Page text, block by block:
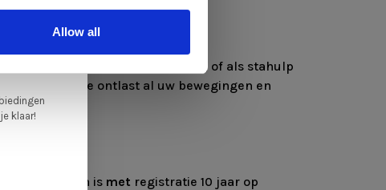
Allow all
een bureau of tafel gebruiken, of als stahulp
bent. De Move ontlast al uw bewegingen en
is met registratie 10 jaar op
klaar!